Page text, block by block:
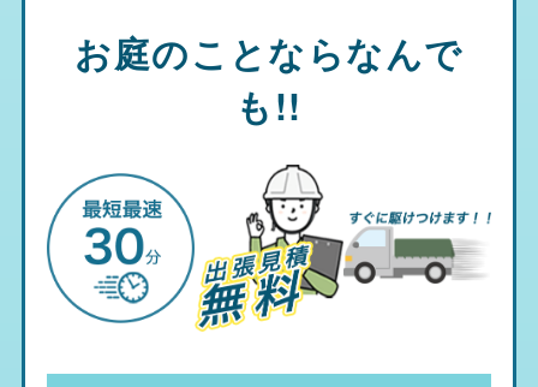
お庭のことならなんで
も!!